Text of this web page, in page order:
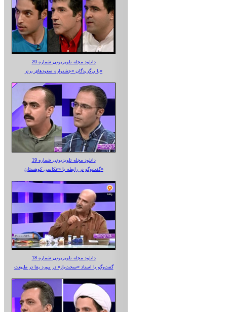
دانلود مجله تلویزیونی شماره 20
با برگزیدگان «جشنواره صعودهای برتر»
دانلود مجله تلویزیونی شماره 19
گفت‌وگو در رابطه با «عکاسی کوهستان»
دانلود مجله تلویزیونی شماره 18
گفت‌وگو با استاد «سخت‌باز» در مورد بقا در طبیعت